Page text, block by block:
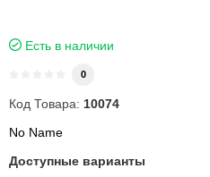
Есть в наличии
0
Код Товара: 10074
No Name
Доступные варианты